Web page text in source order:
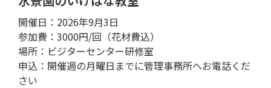
開催日：2026年9月3日
参加費：3000円/回（花材費込）
場所：ビジターセンター研修室
申込：開催週の月曜日までに管理事務所へお電話くだ
さい